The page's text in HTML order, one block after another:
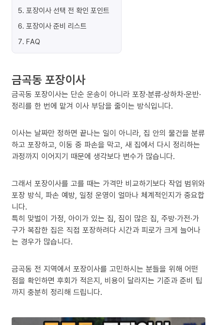
5. 포장이사 선택 전 확인 포인트
6. 포장이사 준비 리스트
7. FAQ
금곡동 포장이사
금곡동 포장이사는 단순 운송이 아니라 포장·분류·상하차·운반·
정리를 한 번에 맡겨 이사 부담을 줄이는 방식입니다.
이사는 날짜만 정하면 끝나는 일이 아니라, 집 안의 물건을 분류
하고 포장하고, 이동 중 파손을 막고, 새 집에서 다시 정리하는
과정까지 이어지기 때문에 생각보다 변수가 많습니다.
그래서 포장이사를 고를 때는 가격만 비교하기보다 작업 범위와
포장 방식, 파손 예방, 일정 운영이 얼마나 체계적인지가 중요합
니다.
특히 맞벌이 가정, 아이가 있는 집, 짐이 많은 집, 주방·가전·가
구가 복잡한 집은 직접 포장하려다 시간과 피로가 크게 늘어나
는 경우가 많습니다.
금곡동 전 지역에서 포장이사를 고민하시는 분들을 위해 어떤
점을 확인하면 후회가 적은지, 비용이 달라지는 기준과 준비 팁
까지 충분히 정리해 드립니다.